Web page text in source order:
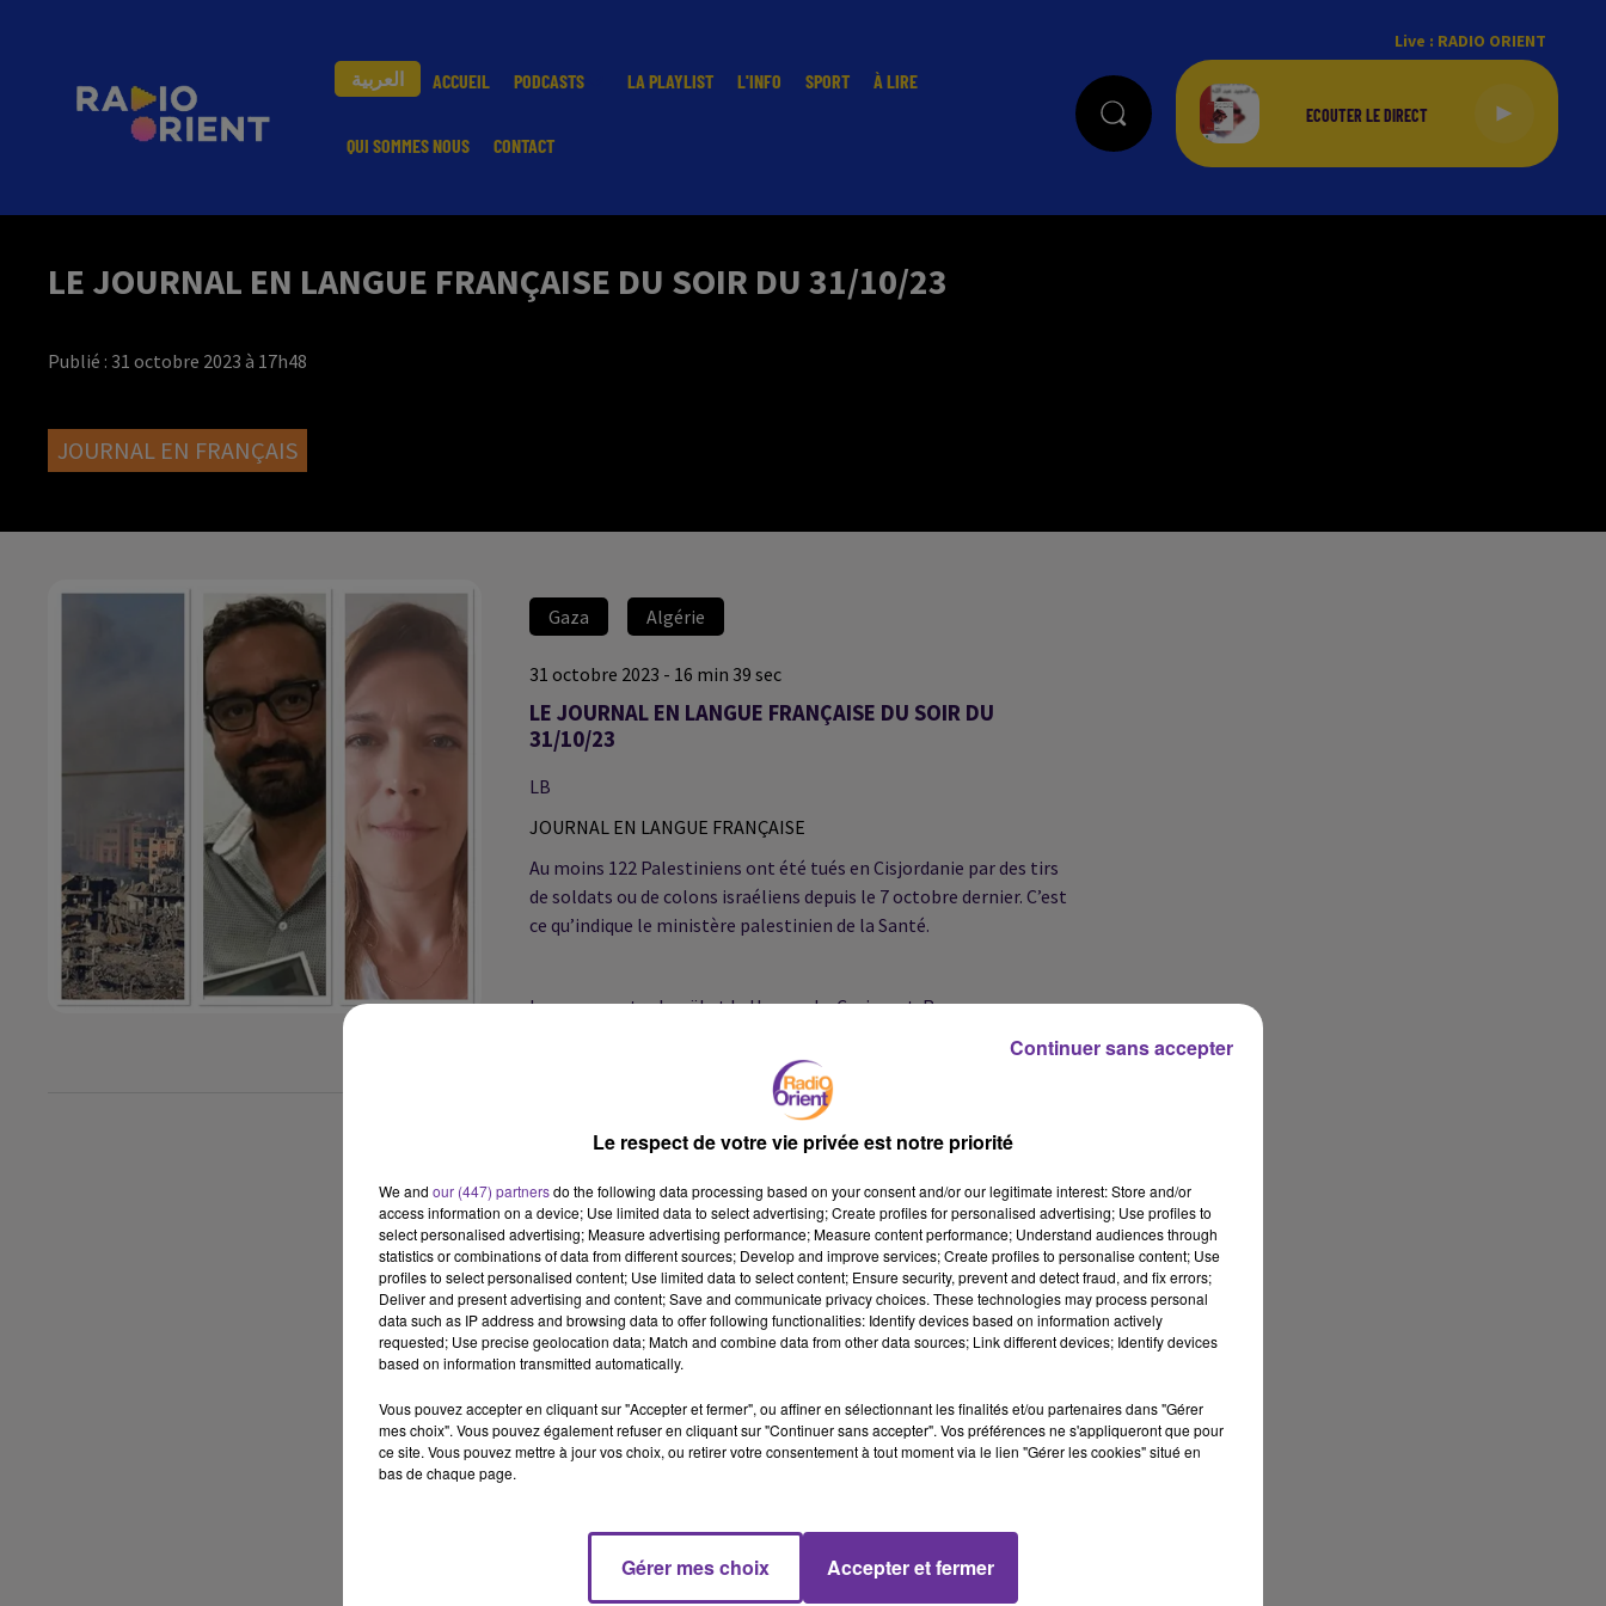
العربية ACCUEIL PODCASTS LA PLAYLIST L'INFO SPORT À LIRE
QUI SOMMES NOUS CONTACT
Live : RADIO ORIENT
LE JOURNAL EN LANGUE FRANÇAISE DU SOIR DU 31/10/23
Publié : 31 octobre 2023 à 17h48
JOURNAL EN FRANÇAIS
Gaza Algérie
31 octobre 2023 - 16 min 39 sec
LE JOURNAL EN LANGUE FRANÇAISE DU SOIR DU
31/10/23
LB
JOURNAL EN LANGUE FRANÇAISE
Au moins 122 Palestiniens ont été tués en Cisjordanie par des tirs
de soldats ou de colons israéliens depuis le 7 octobre dernier. C’est
ce qu’indique le ministère palestinien de la Santé.
La guerre entre Israël et le Hamas. Le Croissant-Rouge
palestinien fait état de frappes aux abords de l’un des hôpitaux au
La situation humanitaire catastrophique dans la bande de Gaza.
comme le Choléra” nous dira la porte parole du CICR en France
Lucile Marbeau.
La montée des tensions à la frontière israélo-libanaise fait
craindre une extension régionale de la guerre entre Israël et le
Hamas. Le Hezbollah a annoncé lundi la mort d'un de ses
combattants.
journaliste et écrivain Adlène Meddi.
Le respect de votre vie privée est notre priorité
We and our (447) partnersdo the following data processing based on your consent and/or our legitimate interest: Store and/or
access information on a device; Use limited data to select advertising; Create profiles for personalised advertising; Use profiles to
select personalised advertising; Measure advertising performance; Measure content performance; Understand audiences through
statistics or combinations of data from different sources; Develop and improve services; Create profiles to personalise content; Use
profiles to select personalised content; Use limited data to select content; Ensure security, prevent and detect fraud, and fix errors;
Deliver and present advertising and content; Save and communicate privacy choices. These technologies may process personal
data such as IP address and browsing data to offer following functionalities: Identify devices based on information actively
requested; Use precise geolocation data; Match and combine data from other data sources; Link different devices; Identify devices
based on information transmitted automatically.
Vous pouvez accepter en cliquant sur "Accepter et fermer", ou affiner en sélectionnant les finalités et/ou partenaires dans "Gérer
mes choix". Vous pouvez également refuser en cliquant sur "Continuer sans accepter". Vos préférences ne s'appliqueront que pour
ce site. Vous pouvez mettre à jour vos choix, ou retirer votre consentement à tout moment via le lien "Gérer les cookies" situé en
bas de chaque page.
Gérer mes choix Accepter et fermer
Continuer sans accepter